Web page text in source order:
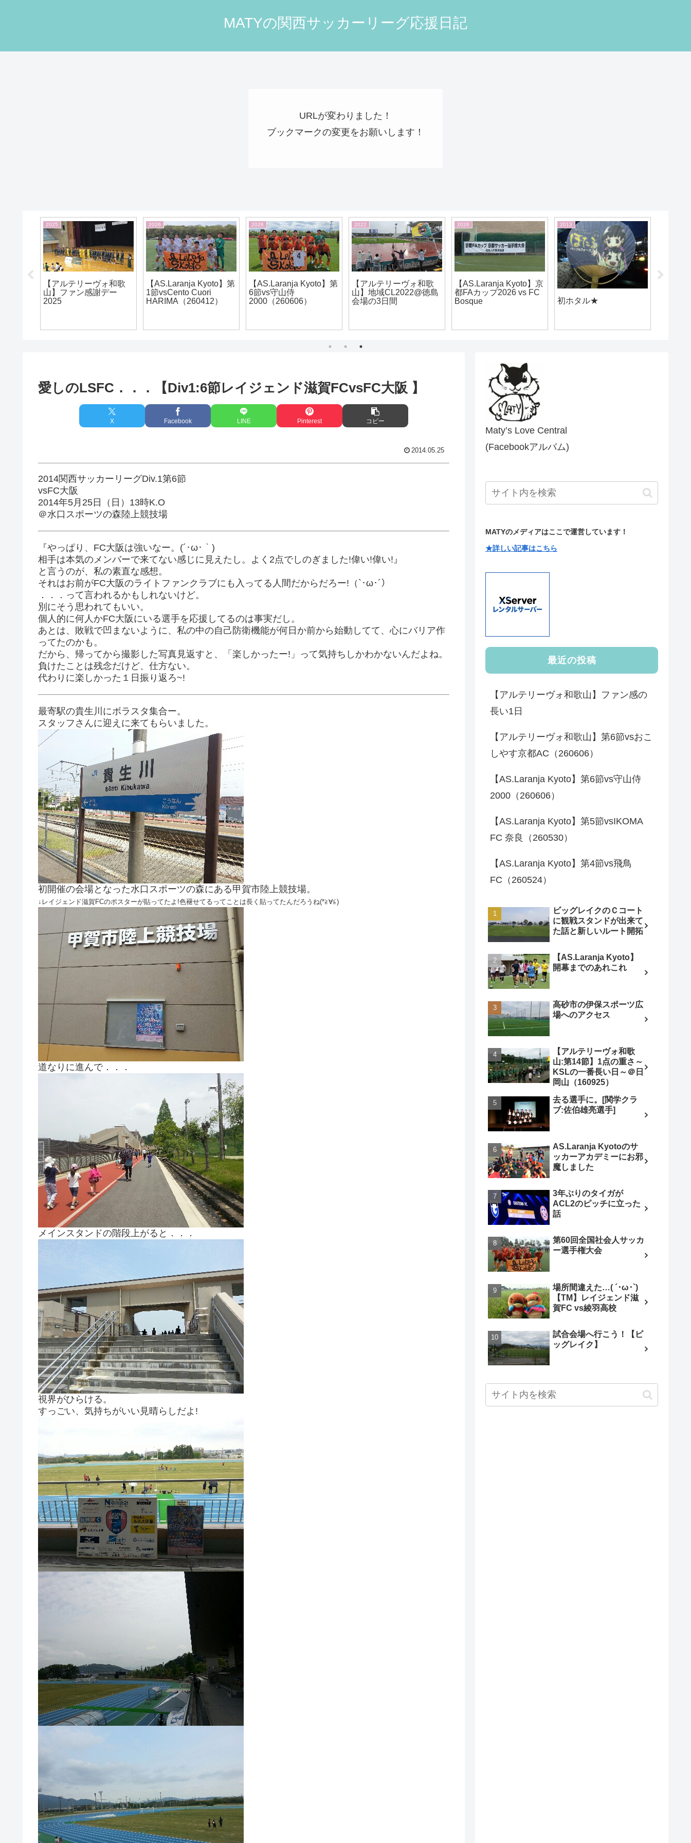
MATYの関西サッカーリーグ応援日記
URLが変わりました！
ブックマークの変更をお願いします！
2025
【アルテリーヴォ和歌
山】ファン感謝デー
2025
2026
【AS.Laranja Kyoto】第
1節vsCento Cuori
HARIMA（260412）
2026
【AS.Laranja Kyoto】第
6節vs守山侍
2000（260606）
2022
【アルテリーヴォ和歌
山】地域CL2022@徳島
会場の3日間
2026
【AS.Laranja Kyoto】京
都FAカップ2026 vs FC
Bosque
2013
初ホタル★
愛しのLSFC．．．【Div1:6節レイジェンド滋賀FCvsFC大阪 】
X Facebook LINE Pinterest コピー
2014.05.25
2014関西サッカーリーグDiv.1第6節
vsFC大阪
2014年5月25日（日）13時K.O
＠水口スポーツの森陸上競技場
『やっぱり、FC大阪は強いなー。(´･ω･｀)
相手は本気のメンバーで来てない感じに見えたし。よく2点でしのぎました!偉い!偉い!』
と言うのが、私の素直な感想。
それはお前がFC大阪のライトファンクラブにも入ってる人間だからだろー!（`･ω･´）
．．．って言われるかもしれないけど。
別にそう思われてもいい。
個人的に何人かFC大阪にいる選手を応援してるのは事実だし。
あとは、敗戦で凹まないように、私の中の自己防衛機能が何日か前から始動してて、心にバリア作
ってたのかも。
だから、帰ってから撮影した写真見返すと、「楽しかったー!」って気持ちしかわかないんだよね。
負けたことは残念だけど、仕方ない。
代わりに楽しかった１日振り返ろ~!
最寄駅の貴生川にボラスタ集合ー。
スタッフさんに迎えに来てもらいました。
初開催の会場となった水口スポーツの森にある甲賀市陸上競技場。
↓レイジェンド滋賀FCのポスターが貼ってたよ!色褪せてるってことは長く貼ってたんだろうね(*≧∀≦)
道なりに進んで．．．
メインスタンドの階段上がると．．．
視界がひらける。
すっごい、気持ちがいい見晴らしだよ!
Maty’s Love Central
(Facebookアルバム)
MATYのメディアはここで運営しています！
★詳しい記事はこちら
最近の投稿
【アルテリーヴォ和歌山】ファン感の
長い1日
【アルテリーヴォ和歌山】第6節vsおこ
しやす京都AC（260606）
【AS.Laranja Kyoto】第6節vs守山侍
2000（260606）
【AS.Laranja Kyoto】第5節vsIKOMA
FC 奈良（260530）
【AS.Laranja Kyoto】第4節vs飛鳥
FC（260524）
ビッグレイクのＣコート
に観戦スタンドが出来て
た話と新しいルート開拓
【AS.Laranja Kyoto】
開幕までのあれこれ
高砂市の伊保スポーツ広
場へのアクセス
【アルテリーヴォ和歌
山:第14節】1点の重さ～
KSLの一番長い日～＠日
岡山（160925）
去る選手に。[関学クラ
ブ:佐伯雄亮選手]
AS.Laranja Kyotoのサ
ッカーアカデミーにお邪
魔しました
3年ぶりのタイガが
ACL2のピッチに立った
話
第60回全国社会人サッカ
ー選手権大会
場所間違えた…( ´･ω･`)
【TM】レイジェンド滋
賀FC vs綾羽高校
試合会場へ行こう！【ビ
ッグレイク】